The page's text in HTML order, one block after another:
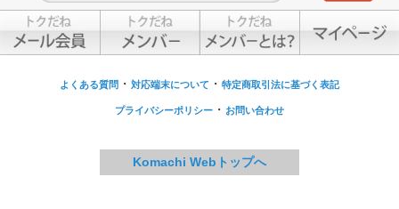
よくある質問 ・ 対応端末について ・ 特定商取引法に基づく表記
プライバシーポリシー ・ お問い合わせ
Komachi Webトップへ